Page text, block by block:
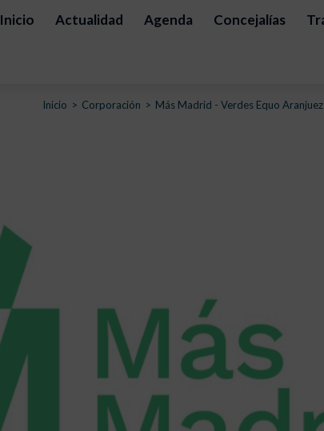
Inicio Actualidad Agenda Concejalías
Estás aquí:
Inicio Corporación Más Madrid - Verdes Equo Aranjuez